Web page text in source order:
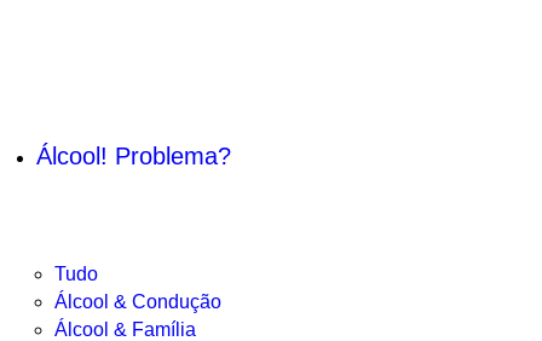
Álcool! Problema?
Tudo
Álcool & Condução
Álcool & Família